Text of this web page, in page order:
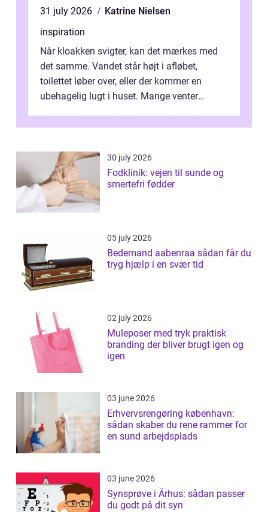
31 july 2026
Katrine Nielsen
inspiration
Når kloakken svigter, kan det mærkes med
det samme. Vandet står højt i afløbet,
toilettet løber over, eller der kommer en
ubehagelig lugt i huset. Mange venter
30 july 2026
Fodklinik: vejen til sunde og
smertefri fødder
05 july 2026
Bedemand aabenraa sådan får du
tryg hjælp i en svær tid
02 july 2026
Muleposer med tryk praktisk
branding der bliver brugt igen og
igen
03 june 2026
Erhvervsrengøring københavn:
sådan skaber du rene rammer for
en sund arbejdsplads
03 june 2026
Synsprøve i Århus: sådan passer
du godt på dit syn